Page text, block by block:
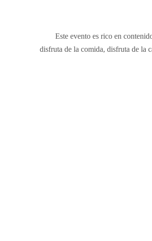
Este evento es rico en
disfruta de la comida, disfruta de la